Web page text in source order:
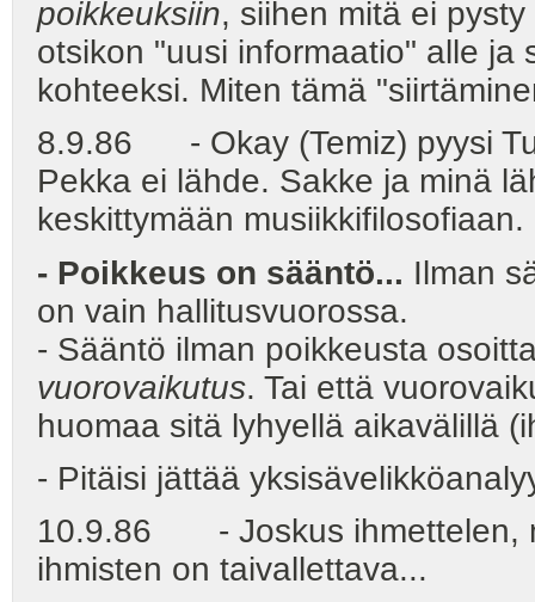
poikkeuksiin, siihen mitä ei
otsikon "uusi informaatio" alle ja
kohteeksi. Miten tämä
8.9.86 - Okay (Temiz) pyysi
Pekka ei lähde. Sakke ja minä
keskittymään musiikkifilosofiaan.
- Poikkeus on sääntö... Ilman
on vain hallitusvuorossa.
- Sääntö ilman poikkeusta
vuorovaikutus. Tai että
huomaa sitä lyhyellä aikavälillä
- Pitäisi jättää
10.9.86 - Joskus ihmettelen,
ihmisten on taivallettava...